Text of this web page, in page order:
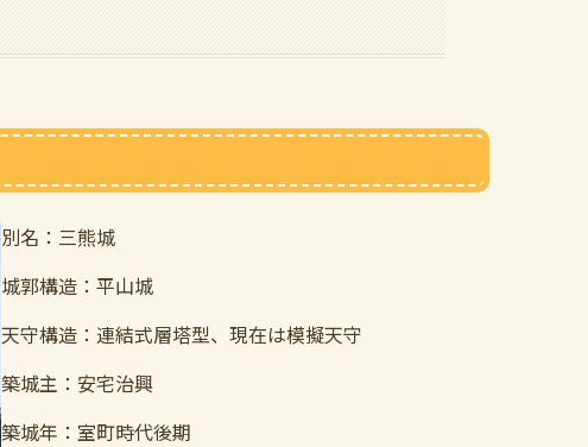
別名：三熊城
城郭構造：平山城
天守構造：連結式層塔型、現在は模擬天守
築城主：安宅治興
築城年：室町時代後期